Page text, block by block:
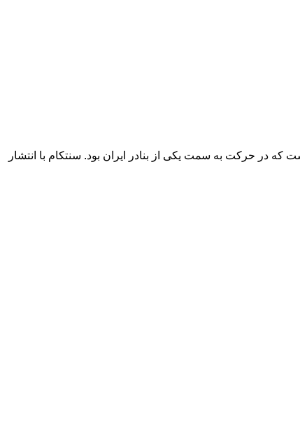
در حرکت به سمت یکی از بنادر ایران بود. سنتکام با انتشار